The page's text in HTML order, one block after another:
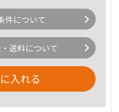
件について
送料について
入れる